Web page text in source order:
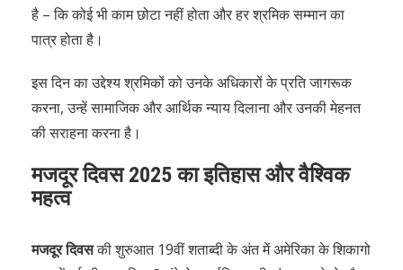
है – कि कोई भी काम छोटा नहीं होता और हर श्रमिक सम्मान का
पात्र होता है।
इस दिन का उद्देश्य श्रमिकों को उनके अधिकारों के प्रति जागरूक
करना, उन्हें सामाजिक और आर्थिक न्याय दिलाना और उनकी मेहनत
की सराहना करना है।
मजदूर दिवस 2025 का इतिहास और वैश्विक
महत्व
मजदूर दिवसकी शुरुआत 19वीं शताब्दी के अंत में अमेरिका के शिकागो